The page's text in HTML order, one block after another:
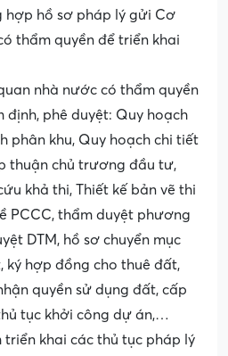
hợp hồ sơ pháp lý gửi Cơ
thẩm quyền để triển khai
nhà nước có thẩm quyền
định, phê duyệt: Quy hoạch
phân khu, Quy hoạch chi tiết
thuận chủ trương đầu tư,
khả thi, Thiết kế bản vẽ thi
PCCC, thẩm duyệt phương
DTM, hồ sơ chuyển mục
ký hợp đồng cho thuê đất,
quyền sử dụng đất, cấp
tục khởi công dự án,…
triển khai các thủ tục pháp lý